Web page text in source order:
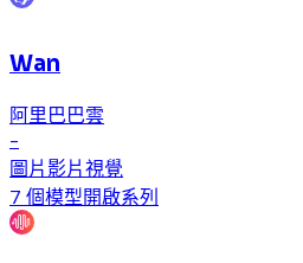
Wan
阿里巴巴雲
-
圖片影片視覺
7 個模型開啟系列